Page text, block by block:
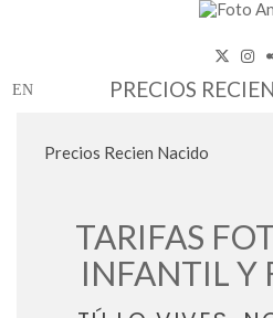
PRECIOS
Precios Recien Nacido
TARIFAS
INFANTIL Y